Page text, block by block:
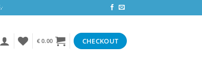
στην υπόλοιπη Ελλάδα ή δωρεάν για αγορές 50+ ευρώ
€0.00 CHECKOUT